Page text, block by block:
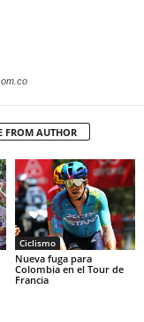
FROM AUTHOR
Ciclismo
Nueva fuga para
Colombia en el Tour de
Francia